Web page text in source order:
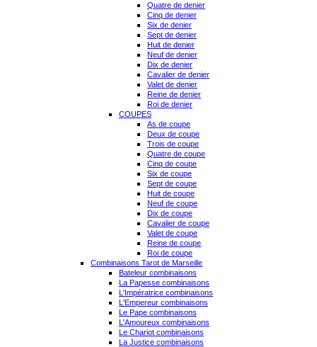
Quatre de denier
Cinq de denier
Six de denier
Sept de denier
Huit de denier
Neuf de denier
Dix de denier
Cavalier de denier
Valet de denier
Reine de denier
Roi de denier
COUPES
As de coupe
Deux de coupe
Trois de coupe
Quatre de coupe
Cinq de coupe
Six de coupe
Sept de coupe
Huit de coupe
Neuf de coupe
Dix de coupe
Cavalier de coupe
Valet de coupe
Reine de coupe
Roi de coupe
Combinaisons Tarot de Marseille
Bateleur combinaisons
La Papesse combinaisons
L'Impératrice combinaisons
L'Empereur combinaisons
Le Pape combinaisons
L'Amoureux combinaisons
Le Chariot combinaisons
La Justice combinaisons